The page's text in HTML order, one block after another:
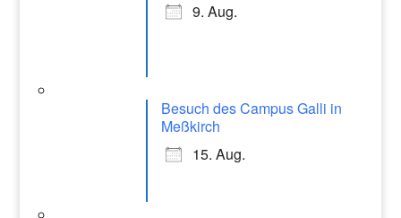
9. Aug.
Besuch des Campus Galli in
Meßkirch
15. Aug.